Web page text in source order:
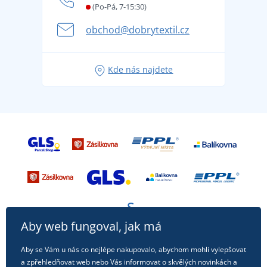
Letní dobrodružství začíná balením aneb připravte
se na dovolenou bez starostí
Tipy na svěží outfity pro pohodové léto
(Po-Pá, 7-15:30)
obchod@dobrytextil.cz
Kde nás najdete
Aby web fungoval, jak má
Aby se Vám u nás co nejlépe nakupovalo, abychom mohli vylepšovat
a zpřehledňovat web nebo Vás informovat o skvělých novinkách a